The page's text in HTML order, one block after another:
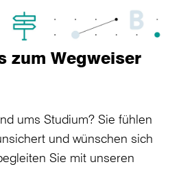
zum Wegweiser
ums Studium? Sie fühlen
und wünschen sich
Sie mit unseren